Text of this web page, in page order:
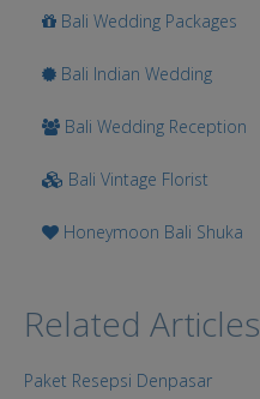
Bali Wedding Packages
Bali Indian Wedding
Bali Wedding Reception
Bali Vintage Florist
Honeymoon Bali Shuka
Related Articles
Paket Resepsi Denpasar